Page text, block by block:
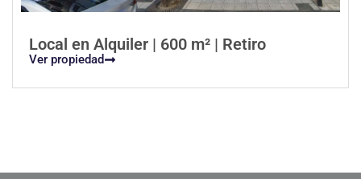
Local en Alquiler | 600 m² | Retiro
Ver propiedad